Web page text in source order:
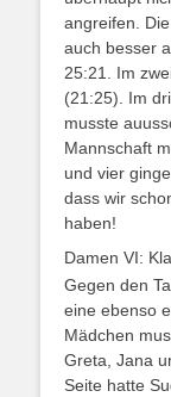
angreifen.
auch besser
25:21. Im
(21:25). Im
musste
Mannschaft
und vier
dass wir
haben!
Damen VI:
Gegen den
eine ebenso
Mädchen
Greta, Jana
Seite hatte